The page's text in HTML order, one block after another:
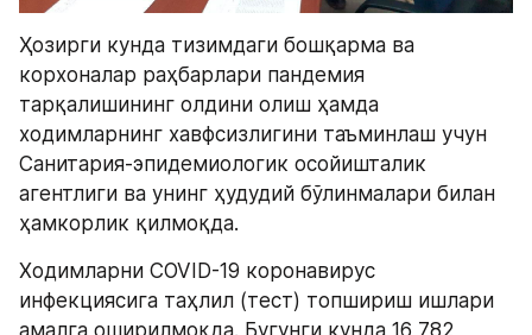
Ҳозирги кунда тизимдаги бошқарма ва
корхоналар раҳбарлари пандемия
тарқалишининг олдини олиш ҳамда
ходимларнинг хавфсизлигини таъминлаш учун
Санитария-эпидемиологик осойишталик
агентлиги ва унинг ҳудудий бўлинмалари билан
ҳамкорлик қилмоқда.
Ходимларни COVID-19 коронавирус
инфекциясига таҳлил (тест) топшириш ишлари